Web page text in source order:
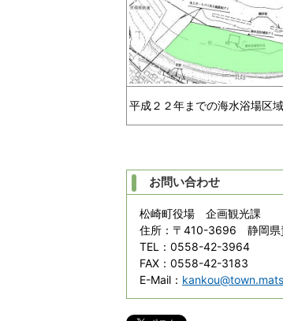
平成２２年までの海水浴場区域
お問い合わせ
松崎町役場 企画観光課
住所 ：〒410-3696 静岡
TEL ：0558-42-3964
FAX ：0558-42-3183
E-Mail ：